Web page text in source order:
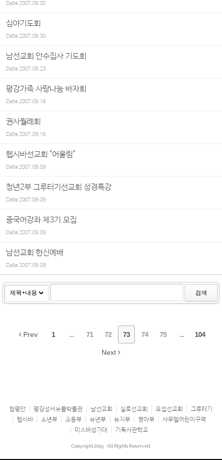
Date2007.09.30
심야기도회
Date2007.09.30
남선교회 안수집사 기도회
Date2007.09.23
평강가족 사랑나눔 바자회
Date2007.09.16
권사월례회
Date2007.09.16
헵시바선교회 "어울림"
Date2007.09.09
청년2부 그루터기선교회 성경특강
Date2007.09.09
중국어강좌 제3기 모집
Date2007.09.09
남선교회 헌신예배
Date2007.09.09
검색
Prev 1 ... 71 72 73 74 75 ... 104
Next
참평안 평강성서유물박물관 남선교회 실로선교회 요셉선교회
그루터기
헵시바
소년부 초등부 유년부 유치부 영아부
사무엘어린이구역
미스바성가대
기독사관학교
Copyright 2015 All Rights Reserved.